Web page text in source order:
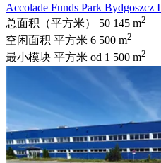
Accolade Funds Park Bydgoszcz I
总面积（平方米）
50 145 m2
空闲面积 平方米 6 500 m2
最小模块 平方米 od 1 500 m2